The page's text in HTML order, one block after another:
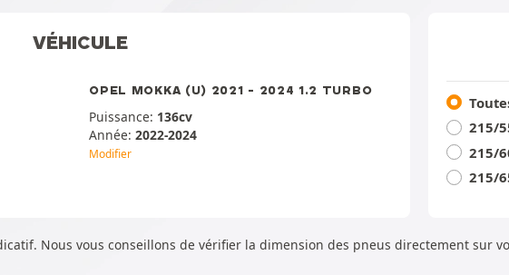
VÉHICULE
OPEL MOKKA (U) 2021 - 2024 1.2 TURBO
Puissance: 136cv
Année:2022-2024
Modifier
215/
215/
215/
Nous vous conseillons de vérifier la dimension des pneus directement sur